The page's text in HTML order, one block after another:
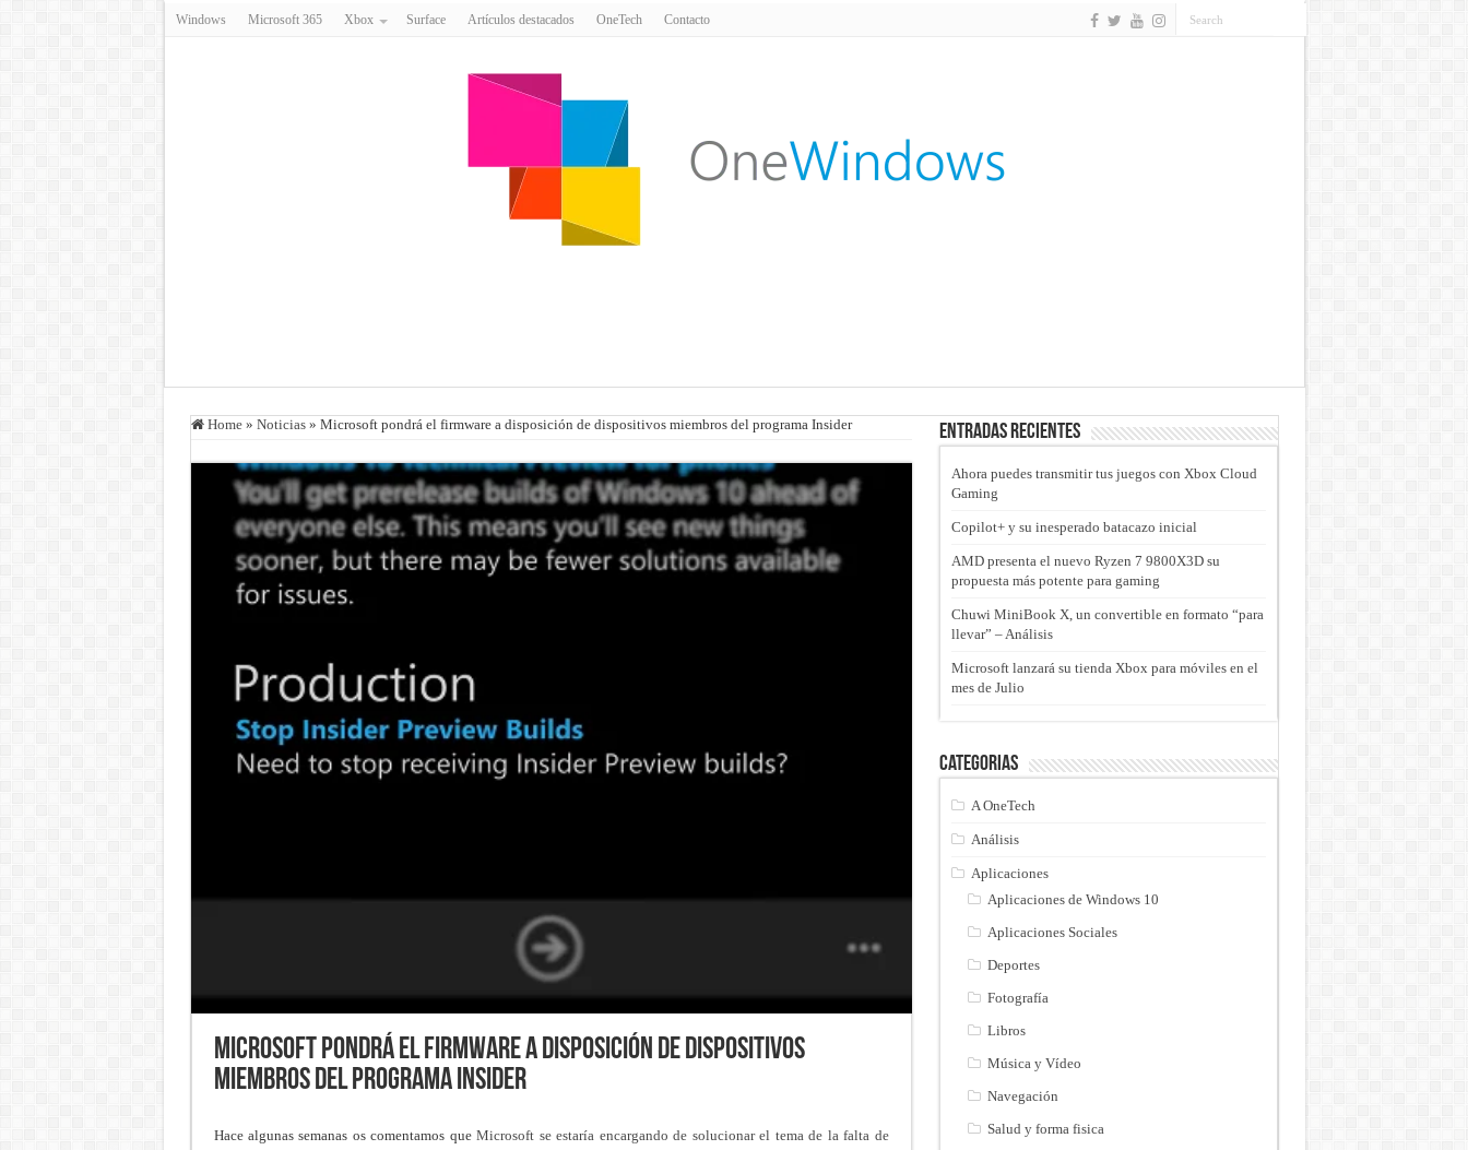
Windows Microsoft 365 Xbox Surface Artículos destacados OneTech Contacto
Home » Noticias » Microsoft pondrá el firmware a disposición de dispositivos miembros del programa Insider
Microsoft pondrá el firmware a disposición de dispositivos
miembros del programa Insider
Hace algunas semanas os comentamos queMicrosoft se estaría encargando de solucionar el tema de la falta de
Entradas recientes
Ahora puedes transmitir tus juegos con Xbox Cloud
Gaming
Copilot+ y su inesperado batacazo inicial
AMD presenta el nuevo Ryzen 7 9800X3D su
propuesta más potente para gaming
Chuwi MiniBook X, un convertible en formato “para
llevar” – Análisis
Microsoft lanzará su tienda Xbox para móviles en el
mes de Julio
Categorias
A OneTech
Análisis
Aplicaciones
Aplicaciones de Windows 10
Aplicaciones Sociales
Deportes
Fotografía
Libros
Música y Vídeo
Navegación
Salud y forma fisica